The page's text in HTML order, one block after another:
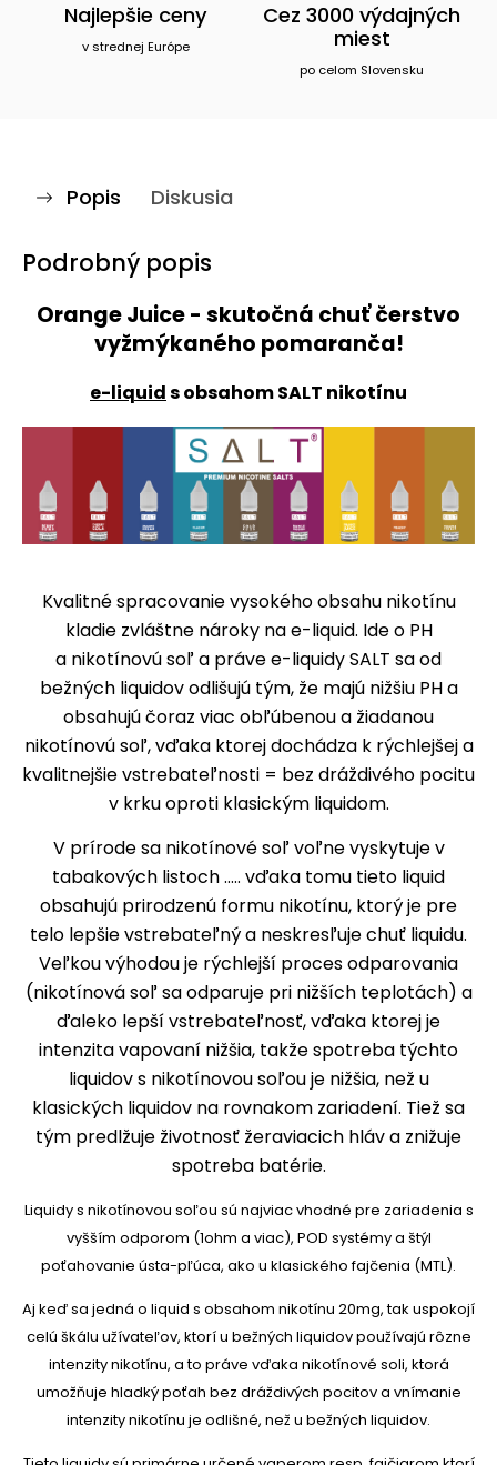
Najlepšie ceny
v strednej Európe
Cez 3000 výdajných
miest
po celom Slovensku
Popis Diskusia
Podrobný popis
Orange Juice - skutočná chuť čerstvo
vyžmýkaného pomaranča!
e-liquids obsahom SALT nikotínu
Kvalitné spracovanie vysokého obsahu nikotínu
kladie zvláštne nároky na e-liquid. Ide o PH
a nikotínovú soľ a práve e-liquidy SALT sa od
bežných liquidov odlišujú tým, že majú nižšiu PH a
obsahujú čoraz viac obľúbenou a žiadanou
nikotínovú soľ, vďaka ktorej dochádza k rýchlejšej a
kvalitnejšie vstrebateľnosti = bez dráždivého pocitu
v krku oproti klasickým liquidom.
V prírode sa nikotínové soľ voľne vyskytuje v
tabakových listoch ..... vďaka tomu tieto liquid
obsahujú prirodzenú formu nikotínu, ktorý je pre
telo lepšie vstrebateľný a neskresľuje chuť liquidu.
Veľkou výhodou je rýchlejší proces odparovania
(nikotínová soľ sa odparuje pri nižších teplotách) a
ďaleko lepší vstrebateľnosť, vďaka ktorej je
intenzita vapovaní nižšia, takže spotreba týchto
liquidov s nikotínovou soľou je nižšia, než u
klasických liquidov na rovnakom zariadení. Tiež sa
tým predlžuje životnosť žeraviacich hláv a znižuje
spotreba batérie.
Liquidy s nikotínovou soľou sú najviac vhodné pre zariadenia s
vyšším odporom (1ohm a viac), POD systémy a štýl
poťahovanie ústa-pľúca, ako u klasického fajčenia (MTL).
Aj keď sa jedná o liquid s obsahom nikotínu 20mg, tak uspokojí
celú škálu užívateľov, ktorí u bežných liquidov používajú rôzne
intenzity nikotínu, a to práve vďaka nikotínové soli, ktorá
umožňuje hladký poťah bez dráždivých pocitov a vnímanie
intenzity nikotínu je odlišné, než u bežných liquidov.